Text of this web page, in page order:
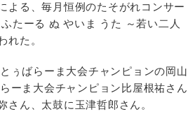
よる、毎月恒例のたそがれコンサー
たーる ぬ やいま うた ～若い二人
れた。
ぅばらーま大会チャンピョンの岡山
ーま大会チャンピョン比屋根祐さん
さん、太鼓に玉津哲郎さん。